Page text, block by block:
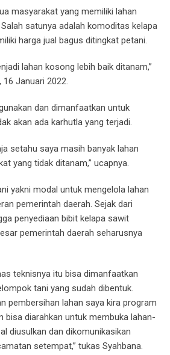
masyarakat yang memiliki lahan
satunya adalah komoditas kelapa
harga jual bagus ditingkat petani.
lahan kosong lebih baik ditanam,”
16 Januari 2022.
dan dimanfaatkan untuk
akan ada karhutla yang terjadi.
setahu saya masih banyak lahan
yang tidak ditanam,” ucapnya.
yakni modal untuk mengelola lahan
pemerintah daerah. Sejak dari
penyediaan bibit kelapa sawit
pemerintah daerah seharusnya
teknisnya itu bisa dimanfaatkan
tani yang sudah dibentuk.
pembersihan lahan saya kira program
bisa diarahkan untuk membuka lahan-
diusulkan dan dikomunikasikan
setempat,” tukas Syahbana.